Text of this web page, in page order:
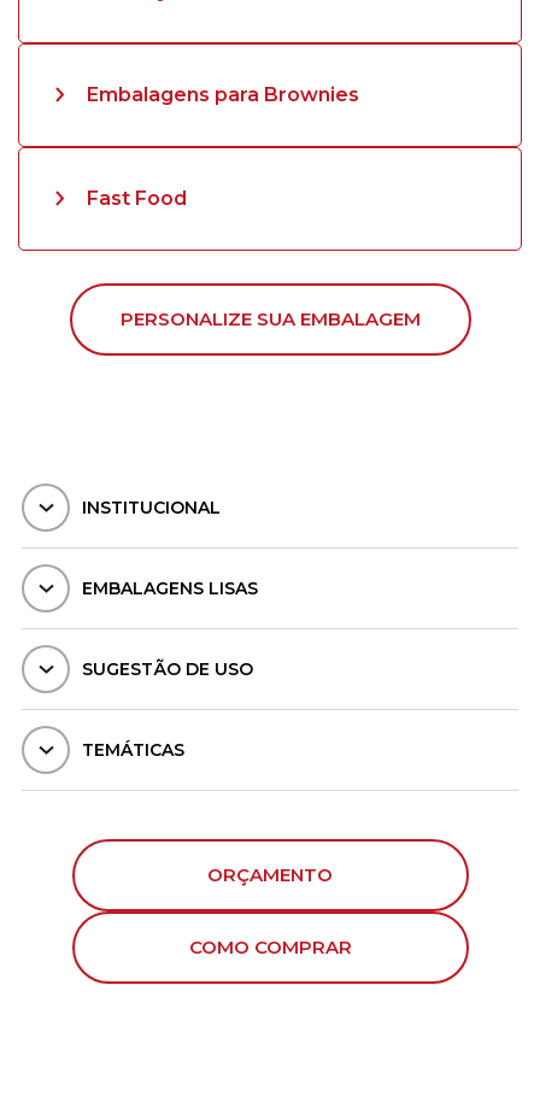
Embalagens para Brownies
Fast Food
PERSONALIZE SUA EMBALAGEM
INSTITUCIONAL
EMBALAGENS LISAS
SUGESTÃO DE USO
TEMÁTICAS
ORÇAMENTO
COMO COMPRAR